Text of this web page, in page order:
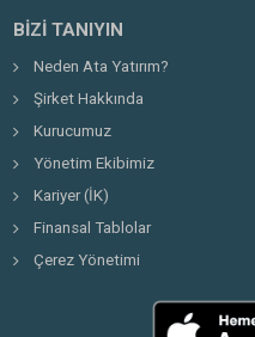
BIZI TANIYIN
Neden Ata Yatırım?
Şirket Hakkında
Kurucumuz
Yönetim Ekibimiz
Kariyer (İK)
Finansal Tablolar
Çerez Yönetimi